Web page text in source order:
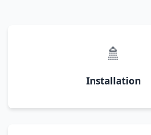
🚿
Installation